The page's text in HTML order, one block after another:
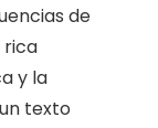
de
rica
y la
texto